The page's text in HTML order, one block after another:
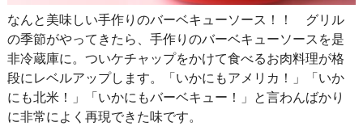
なんと美味しい手作りのバーベキューソース！！ グリル
の季節がやってきたら、手作りのバーベキューソースを是
非冷蔵庫に。ついケチャップをかけて食べるお肉料理が格
段にレベルアップします。「いかにもアメリカ！」「いか
にも北米！」「いかにもバーベキュー！」と言わんばかり
に非常によく再現できた味です。